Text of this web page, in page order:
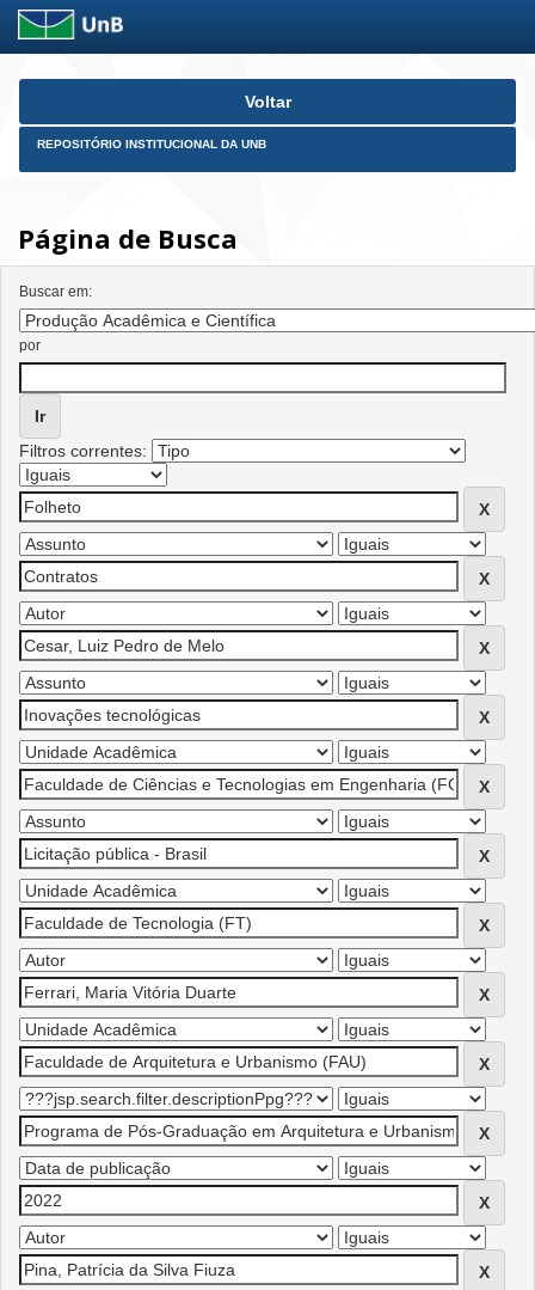
Skip
Voltar
REPOSITÓRIO INSTITUCIONAL DA UNB
Página de Busca
Buscar em:
por
Filtros correntes: